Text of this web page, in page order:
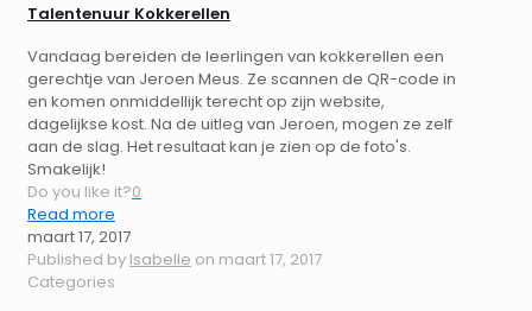
Talentenuur Kokkerellen
Vandaag bereiden de leerlingen van kokkerellen een
gerechtje van Jeroen Meus. Ze scannen de QR-code in
en komen onmiddellijk terecht op zijn website,
dagelijkse kost. Na de uitleg van Jeroen, mogen ze zelf
aan de slag. Het resultaat kan je zien op de foto's.
Smakelijk!
Do you like it?0
Read more
maart 17, 2017
Published by Isabelle on maart 17, 2017
Categories